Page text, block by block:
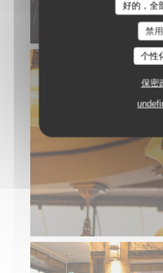
好的，全
禁用
个性
保密